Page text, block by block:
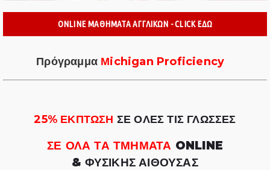
ONLINE ΜΑΘΗΜΑΤΑ ΑΓΓΛΙΚΩΝ - CLICK ΕΔΩ
Πρόγραμμα Μichigan Proficiency
25% ΕΚΠΤΩΣΗ ΣΕ ΟΛΕΣ ΤΙΣ ΓΛΩΣΣΕΣ
ΣΕ ΟΛΑ ΤΑ ΤΜΗΜΑΤΑ ONLINE
& ΦΥΣΙΚΗΣΑΙΘΟΥΣΑΣ